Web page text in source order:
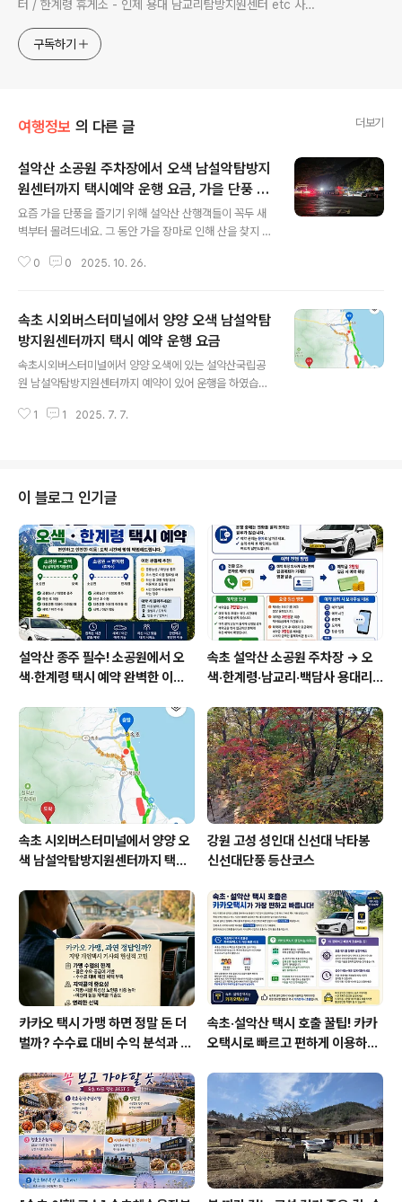
터 / 한계령 휴게소 - 인제 용대 남교리탐방지원센터 etc 사전
구독하기
여행정보 의 다른 글 더보기
설악산 소공원 주차장에서 오색 남설악탐방지
원센터까지 택시예약 운행 요금, 가을 단풍 산
행객으로 꼭두새벽부터 주차 전쟁
요즘 가을 단풍을 즐기기 위해 설악산 산행객들이 꼭두 새
벽부터 몰려드네요. 그 동안 가을 장마로 인해 산을 찾지 못
위해 오시고 계십니다.새벽 1시 50분에 설악산소공원 주
를 대기하며 주차장을 담아 보았습니다. 메인 주차장은 이
미 빼곡히 차들로 차있어, 위에 주차장으로 올려 보내고 있
습니다.소공원 주차장 매점에는 문을 닫지 않고 불이 훤하
게 밝혀 산행객들에게 필요한 물품등을 판매하고 있네요.
님과 통화를 하고 대기하며 주차장 풍경을 담아보았습니
0 0 2025. 10. 26.
속초 시외버스터미널에서 양양 오색 남설악탐
방지원센터까지 택시 예약 운행 요금
속초시외버스터미널에서 양양 오색에 있는 설악산국립공
원 남설악탐방지원센터까지 예약이 있어 운행을 하였습니
구간이 70km연동 구간이라 다이렉트로 막힘없이 달려, 7
하신다고 합니다.요즘은 해가 길어 일출 산행이 아니면, 시
간을 조금 늦게 여유롭게 출발하셔도 해가 지기 전에 충분
히 하산 하실 수 있습니다.거리는 35km로 요금은 54,70
0원이 나왔습니다.할증시간대를 피해 가시면 저렴하게 이
동을 하실 수 있습니다.이용해 주셔서 감사하고, 안전하고
즐거운 산행 되시길 바랍니다.
1 1 2025. 7. 7.
이 블로그 인기글
설악산 종주 필수! 소공원에서 오
색·한계령 택시 예약 완벽한 이용
속초 설악산 소공원 주차장 → 오
색·한계령·남교리·백담사 용대리
속초 시외버스터미널에서 양양 오
색 남설악탐방지원센터까지 택시
강원 고성 성인대 신선대 낙타봉
신선대단풍 등산코스
카카오 택시 가맹 하면 정말 돈 더
벌까? 수수료 대비 수익 분석과 비
속초·설악산 택시 호출 꿀팁! 카카
오택시로 빠르고 편하게 이용하는